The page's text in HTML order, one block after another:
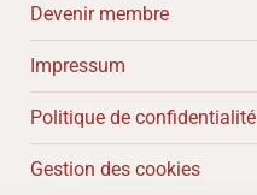
Devenir membre
Impressum
Politique de confidentialité
Gestion des cookies